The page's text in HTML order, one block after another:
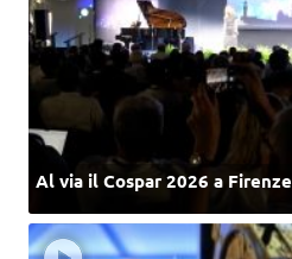
Al via il Cospar 2026 a Firenze